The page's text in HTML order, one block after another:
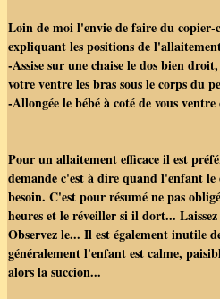
Loin de moi l'envie de faire du
expliquant les positions de
-Assise sur une chaise le dos bien
votre ventre les bras sous le corps du
-Allongée le bébé à coté de vous
Pour un allaitement efficace il est
demande c'est à dire quand l'enfant
besoin. C'est pour résumé ne pas
heures et le réveiller si il dort...
Observez le... Il est également inutile
généralement l'enfant est calme,
alors la succion...